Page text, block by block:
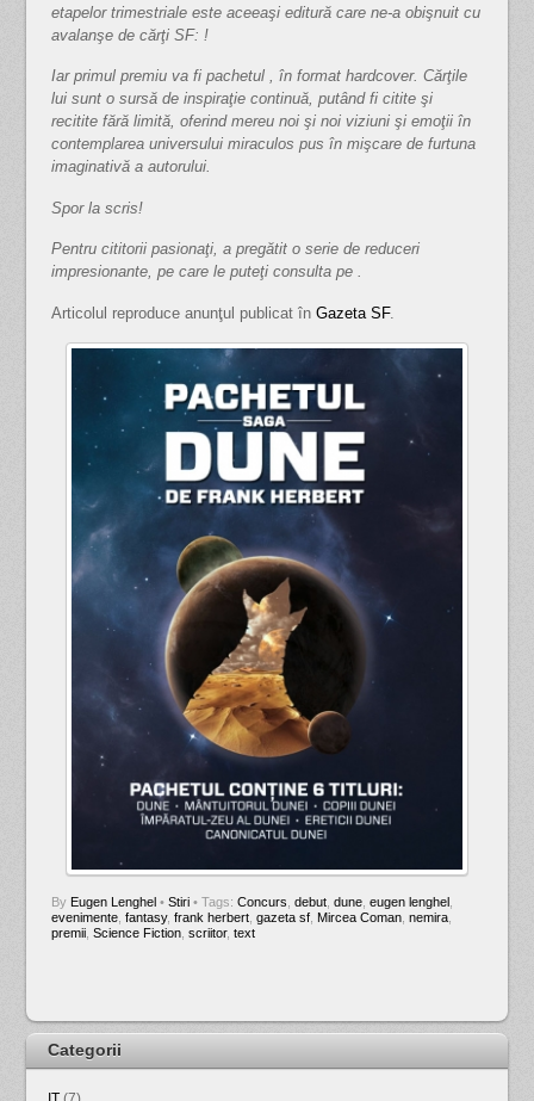
etapelor trimestriale este aceeaşi editură care ne-a obişnuit cu
avalanşe de cărţi SF: !
Iar primul premiu va fi pachetul , în format hardcover. Cărţile
lui sunt o sursă de inspiraţie continuă, putând fi citite şi
recitite fără limită, oferind mereu noi şi noi viziuni şi emoţii în
contemplarea universului miraculos pus în mişcare de furtuna
imaginativă a autorului.
Spor la scris!
Pentru cititorii pasionaţi, a pregătit o serie de reduceri
impresionante, pe care le puteţi consulta pe .
Articolul reproduce anunţul publicat în Gazeta SF.
By Eugen Lenghel• Stiri • Tags: Concurs debut, dune, eugen lenghel,
evenimente, fantasy, frank herbert, gazeta sf, Mircea Coman, nemira,
premii, Science Fiction, scriitor, text
Categorii